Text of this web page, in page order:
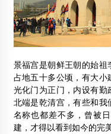
景福宫是朝鲜王朝的始祖
占地五十多公顷，有大
光化门为正门，内设有
北端是乾清宫，有些和我
名称也都差不多，曾被
建，才得以看到如今的完